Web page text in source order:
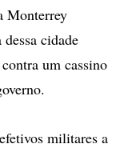
Monterrey
cidade
um cassino
militares a